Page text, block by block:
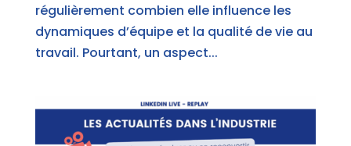
régulièrement combien elle influence les
dynamiques d’équipe et la qualité de vie au
travail. Pourtant, un aspect...